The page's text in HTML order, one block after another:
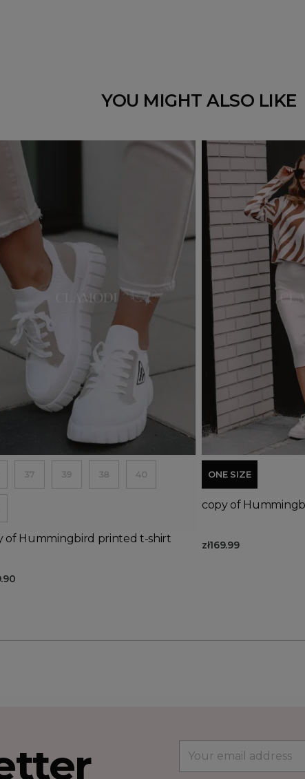
YOU MIGHT ALSO LIKE
Add to basket
available with different options Add to
Out-
37 39 38 40
of Hummingbird printed t-shirt
ONE SIZE
copy of
zł169.99